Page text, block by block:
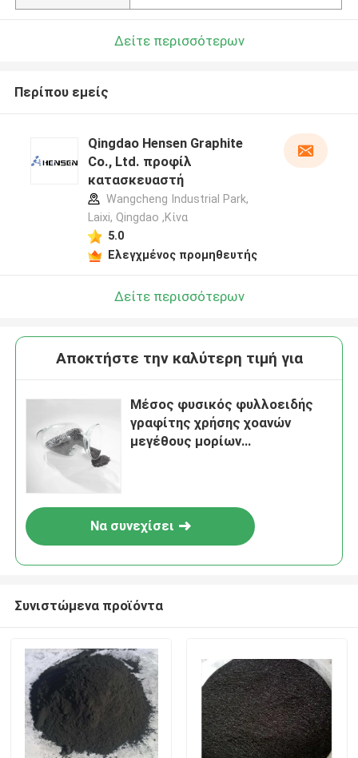
Δείτε περισσότερων
Περίπου εμείς
Qingdao Hensen Graphite
Co., Ltd. προφίλ
κατασκευαστή
Wangcheng Industrial Park,
Laixi, Qingdao ,Κίνα
5.0
Ελεγχμένος προμηθευτής
Δείτε περισσότερων
Αποκτήστε την καλύτερη τιμή για
Μέσος φυσικός φυλλοειδής
γραφίτης χρήσης χοανών
μεγέθους μορίων
Να συνεχίσει
Συνιστώμενα προϊόντα